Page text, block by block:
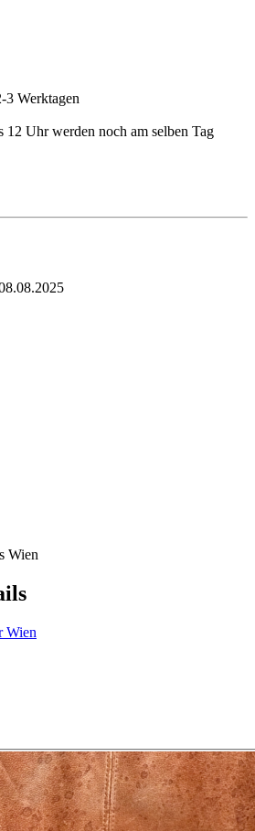
Werktagen
12 Uhr werden noch am selben Tag
Wien
Wien